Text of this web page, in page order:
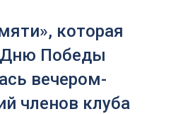
которая
Победы
вечером-
членов клуба